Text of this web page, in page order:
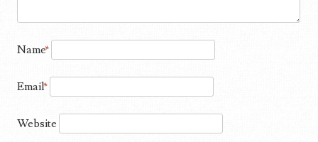
Name*
Email*
Website